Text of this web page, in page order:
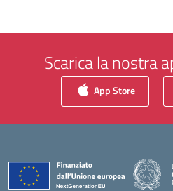
Scarica la nostra
App Store